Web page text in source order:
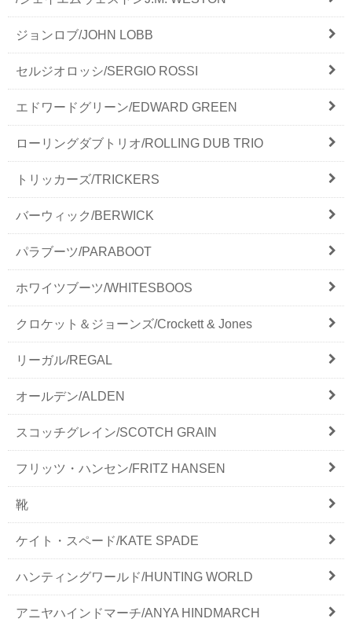
ジョンロブ/JOHN LOBB
セルジオロッシ/SERGIO ROSSI
エドワードグリーン/EDWARD GREEN
ローリングダブトリオ/ROLLING DUB TRIO
トリッカーズ/TRICKERS
バーウィック/BERWICK
パラブーツ/PARABOOT
ホワイツブーツ/WHITESBOOS
クロケット＆ジョーンズ/Crockett & Jones
リーガル/REGAL
オールデン/ALDEN
スコッチグレイン/SCOTCH GRAIN
フリッツ・ハンセン/FRITZ HANSEN
靴
ケイト・スペード/KATE SPADE
ハンティングワールド/HUNTING WORLD
アニヤハインドマーチ/ANYA HINDMARCH